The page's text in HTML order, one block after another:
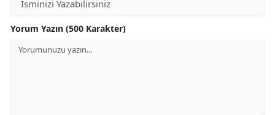
Yorum Yazın (500 Karakter)